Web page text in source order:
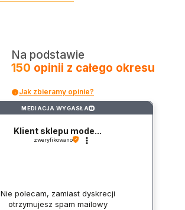
Na podstawie
150 opinii z całego okresu
Jak zbieramy opinie?
MEDIACJA WYGASŁA ?
Klient sklepu mode...
zweryfikowano
Nie polecam, zamiast dyskrecji
otrzymujesz spam mailowy